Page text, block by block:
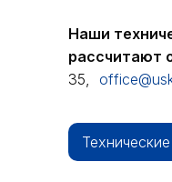
Наши
рассчитают
35,